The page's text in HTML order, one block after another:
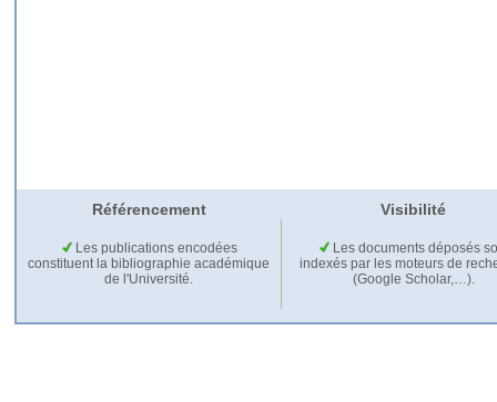
Référencement Visibilité
Les publications encodées
constituent la bibliographie académique
de l'Université.
Les documents déposés
indexés par les moteurs de
(Google Scholar,…).